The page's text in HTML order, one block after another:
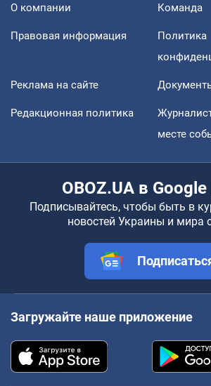
О компании Команда
Правовая информация
Политика
Реклама на сайте
Редакционная политика
месте
OBOZ.UA в
Подписывайтесь, чтобы быть в
новостей Украины и мира
Загружайте наше приложение